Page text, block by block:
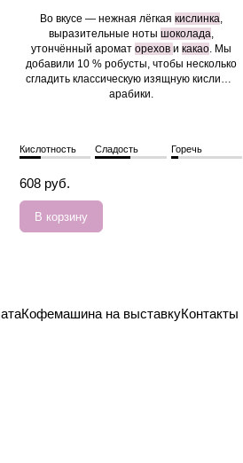
Во вкусе — нежная лёгкая кислинка,
выразительные ноты шоколада,
утончённый аромат орехов и какао. Мы
добавили 10 % робусты, чтобы несколько
сгладить классическую изящную кислинку
арабики.
Кислотность Сладость Горечь
608 руб.
В корзину
Кофемашина на выставкуКонтакты